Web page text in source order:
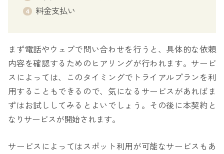
料金支払い
まず電話やウェブで問い合わせを行うと、具体的な依頼
内容を確認するためのヒアリングが行われます。サービ
スによっては、このタイミングでトライアルプランを利
用することもできるので、気になるサービスがあればま
ずはお試ししてみるとよいでしょう。その後に本契約と
なりサービスが開始されます。
サービスによってはスポット利用が可能なサービスもあ